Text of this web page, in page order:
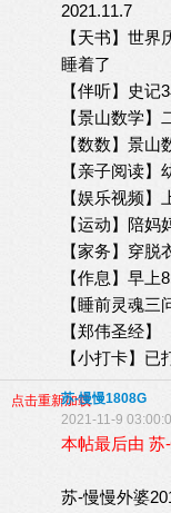
2021.11.7
【天书】世
睡着了
【伴听】史记
【景山数学
【数数】景山
【亲子阅读
【娱乐视频
【运动】陪妈
【家务】穿脱
【作息】早
【睡前灵魂
【郑伟圣经】
【小打卡】已
点击重新加载苏-慢慢1808G
2021-11-9
本帖最后由 苏
苏-慢慢外婆